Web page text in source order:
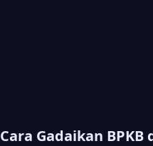
Cara Gadaikan BPKB